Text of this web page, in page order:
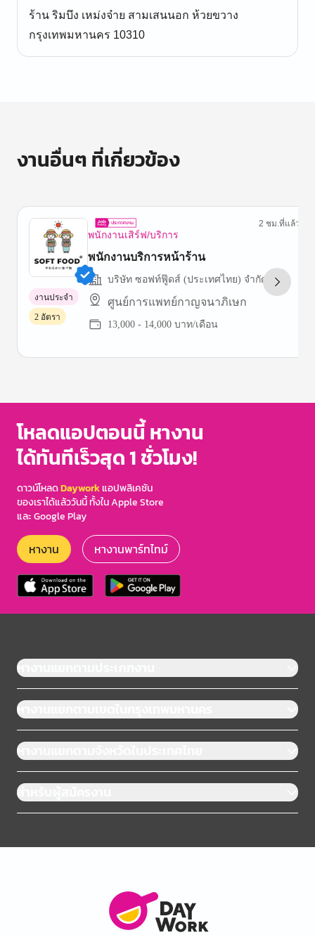
ร้าน ริมบึง เหม่งจ๋าย สามเสนนอก ห้วยขวาง
กรุงเทพมหานคร 10310
งานอื่นๆ ที่เกี่ยวข้อง
พนักงานเสิร์ฟ/บริการ
2 ชม.ที่แล้ว
พนักงานบริการหน้าร้าน
บริษัท ซอฟท์ฟู๊ดส์ (ประเทศไทย) จำกัด
ศูนย์การแพทย์กาญจนาภิเษก
13,000 - 14,000 บาท/เดือน
งานประจำ
2 อัตรา
of
โหลดแอปตอนนี้ หางาน
ได้ทันทีเร็วสุด 1 ชั่วโมง!
ดาวน์โหลดDayworkแอปพลิเคชัน
ของเราได้แล้ววันนี้ ทั้งใน Apple Store
และ Google Play
หางาน หางานพาร์ทไทม์
หางานแยกตามประเภทงาน
หางานแยกตามเขตในกรุงเทพมหานคร
หางานแยกตามจังหวัดในประเทศไทย
สำหรับผู้สมัครงาน